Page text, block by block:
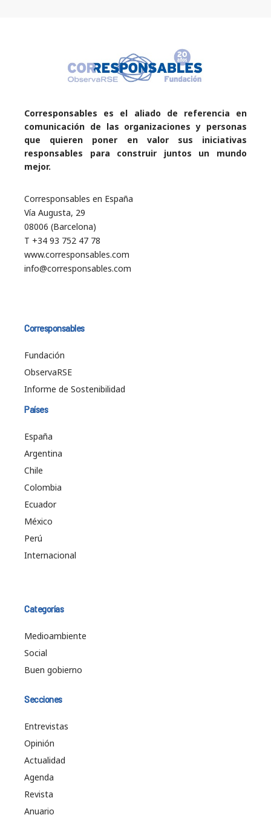
Corresponsables es el aliado de referencia en
comunicación de las organizaciones y personas
que quieren poner en valor sus iniciativas
responsables para construir juntos un mundo
mejor.
Corresponsables en España
Vía Augusta, 29
08006 (Barcelona)
T +34 93 752 47 78
www.corresponsables.com
info@corresponsables.com
Corresponsables
Fundación
ObservaRSE
Informe de Sostenibilidad
Países
España
Argentina
Chile
Colombia
Ecuador
México
Perú
Internacional
Categorías
Medioambiente
Social
Buen gobierno
Secciones
Entrevistas
Opinión
Actualidad
Agenda
Revista
Anuario